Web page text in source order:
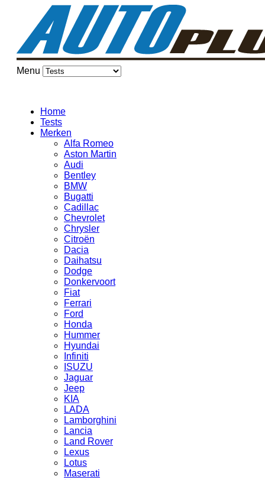
Menu
Home
Tests
Merken
Alfa Romeo
Aston Martin
Audi
Bentley
BMW
Bugatti
Cadillac
Chevrolet
Chrysler
Citroën
Dacia
Daihatsu
Dodge
Donkervoort
Fiat
Ferrari
Ford
Honda
Hummer
Hyundai
Infiniti
ISUZU
Jaguar
Jeep
KIA
LADA
Lamborghini
Lancia
Land Rover
Lexus
Lotus
Maserati